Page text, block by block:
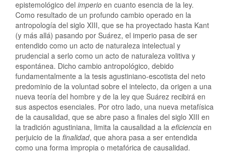
epistemológico del imperio en cuanto esencia de la ley.
Como resultado de un profundo cambio operado en la
antropología del siglo XIII, que se ha proyectado hasta Kant
(y más allá) pasando por Suárez, el imperio pasa de ser
entendido como un acto de naturaleza intelectual y
prudencial a serlo como un acto de naturaleza volitiva y
espontánea. Dicho cambio antropológico, debido
fundamentalmente a la tesis agustiniano-escotista del neto
predominio de la voluntad sobre el intelecto, da origen a una
nueva teoría del hombre y de la ley que Suárez recibirá en
sus aspectos esenciales. Por otro lado, una nueva metafísica
de la causalidad, que se abre paso a finales del siglo XIII en
la tradición agustiniana, limita la causalidad a la eficiencia en
perjuicio de la finalidad, que ahora pasa a ser entendida
como una forma impropia o metafórica de causalidad.